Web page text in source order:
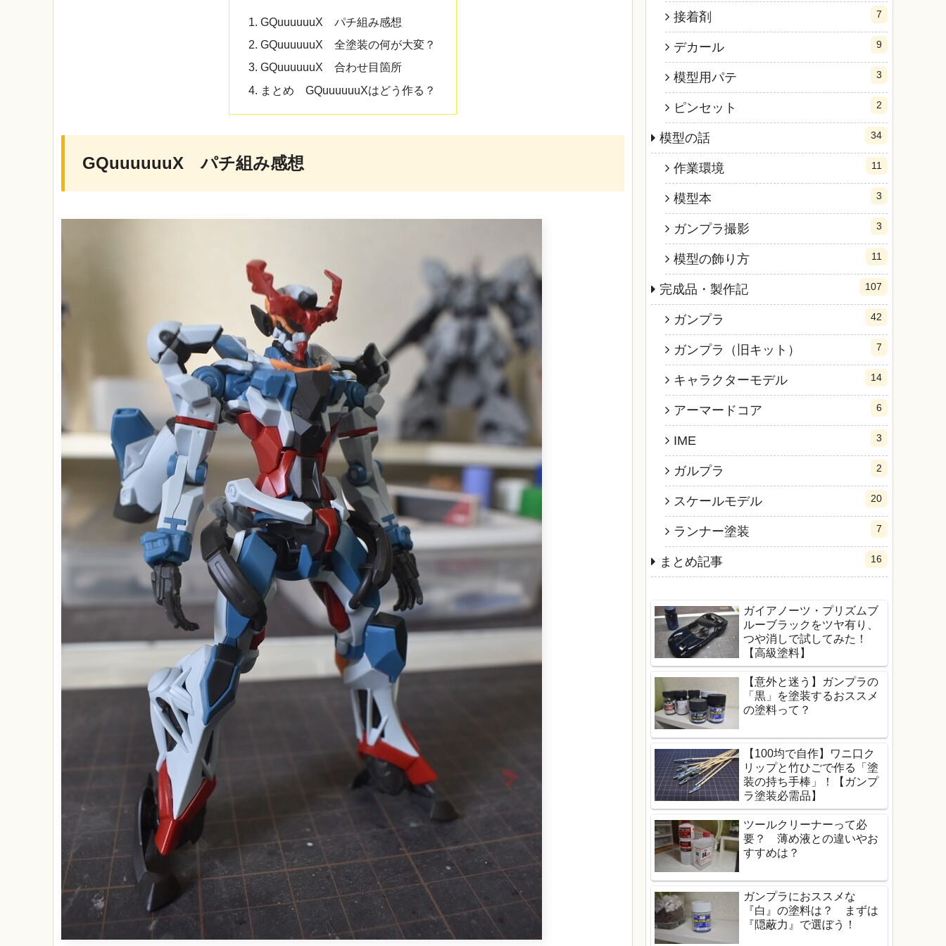
GQuuuuuuX パチ組み感想
GQuuuuuuX 全塗装の何が大変？
GQuuuuuuX 合わせ目箇所
まとめ GQuuuuuuXはどう作る？
GQuuuuuuX パチ組み感想
接着剤 7
デカール 9
模型用パテ 3
ピンセット 2
模型の話 34
作業環境 11
模型本 3
ガンプラ撮影 3
模型の飾り方 11
完成品・製作記 107
ガンプラ 42
ガンプラ（旧キット） 7
キャラクターモデル 14
アーマードコア 6
IME 3
ガルプラ 2
スケールモデル 20
ランナー塗装 7
まとめ記事 16
ガイアノーツ・プリズムブ
ルーブラックをツヤ有り、
つや消しで試してみた！
【高級塗料】
【意外と迷う】ガンプラの
「黒」を塗装するおススメ
の塗料って？
【100均で自作】ワニ口ク
リップと竹ひごで作る「塗
装の持ち手棒」！【ガンプ
ラ塗装必需品】
ツールクリーナーって必
要？ 薄め液との違いやお
すすめは？
ガンプラにおススメな
『白』の塗料は？ まずは
『隠蔽力』で選ぼう！